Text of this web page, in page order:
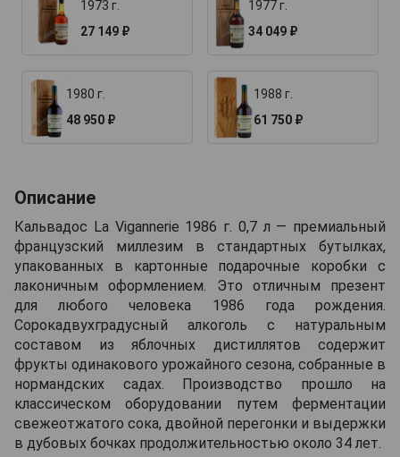
1973 г.
27 149 ₽
1977 г.
34 049 ₽
1980 г.
48 950 ₽
1988 г.
61 750 ₽
Описание
Кальвадос La Vigannerie 1986 г. 0,7 л — премиальный
французский миллезим в стандартных бутылках,
упакованных в картонные подарочные коробки с
лаконичным оформлением. Это отличным презент
для любого человека 1986 года рождения.
Сорокадвухградусный алкоголь с натуральным
составом из яблочных дистиллятов содержит
фрукты одинакового урожайного сезона, собранные в
нормандских садах. Производство прошло на
классическом оборудовании путем ферментации
свежеотжатого сока, двойной перегонки и выдержки
в дубовых бочках продолжительностью около 34 лет.